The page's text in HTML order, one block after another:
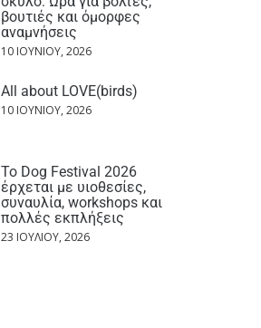
βουτιές και όμορφες
αναμνήσεις
10 ΙΟΥΝΊΟΥ, 2026
All about LOVE(birds)
10 ΙΟΥΝΊΟΥ, 2026
Το Dog Festival 2026
έρχεται με υιοθεσίες,
συναυλία, workshops και
πολλές εκπλήξεις
23 ΙΟΥΛΊΟΥ, 2026